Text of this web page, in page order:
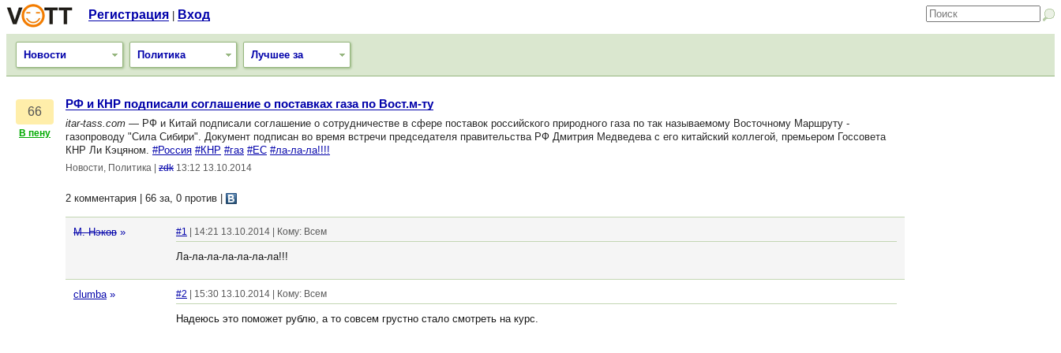
Регистрация Вход
Новости Политика Лучшее за
66
В пену
РФ и КНР подписали соглашение о поставках газа по Вост.м-ту
itar-tass.com — РФ и Китай подписали соглашение о сотрудничестве в сфере поставок российского природного газа по так называемому Восточному Маршруту -
газопроводу "Сила Сибири". Документ подписан во время встречи председателя правительства РФ Дмитрия Медведева с его китайский коллегой, премьером Госсовета
КНР Ли Кэцяном. #Россия #КНР #газ #ЕС #ла-ла-ла!!!!
Новости, Политика zdk 13:12 13.10.2014
2 комментария | 66 за, 0 против
М. Нэков » #1 | 14:21 13.10.2014 | Кому: Всем
Ла-ла-ла-ла-ла-ла-ла!!!
clumba » #2 | 15:30 13.10.2014 | Кому: Всем
Надеюсь это поможет рублю, а то совсем грустно стало смотреть на курс.